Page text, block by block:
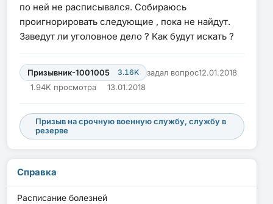
по ней не расписывался. Собираюсь
проигнорировать следующие , пока не найдут.
Заведут ли уголовное дело ? Как будут искать ?
Призывник-1001005 3.16K задал вопрос12.01.2018
1.94K просмотра
13.01.2018
Призыв на срочную военную службу, службу в
резерве
Справка
Расписание болезней